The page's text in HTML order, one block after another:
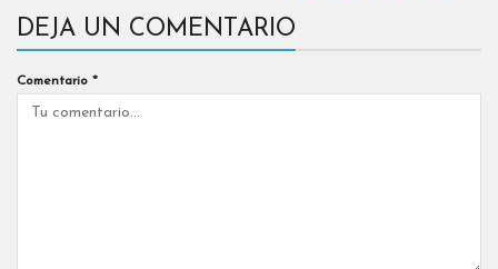
DEJA UN COMENTARIO
Comentario *